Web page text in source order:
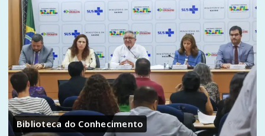
Biblioteca do Conhecimento